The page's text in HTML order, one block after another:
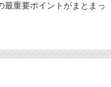
最重要ポイントがまとまっ